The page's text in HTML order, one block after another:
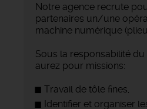
Notre agence recrute
partenaires un/une
machine numérique
Sous la responsabilité
aurez pour missions:
Travail de tôle fines,
Identifier et organiser